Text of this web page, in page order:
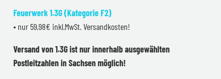
Feuerwerk 1.3G (Kategorie F2)
• nur 59,98€ inkl.MwSt. Versandkosten!
Versand von 1.3G ist nur innerhalb ausgewählten
Postleitzahlen in Sachsen möglich!